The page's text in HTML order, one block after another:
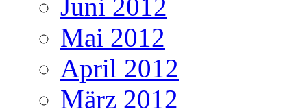
Juni 2012
Mai 2012
April 2012
März 2012